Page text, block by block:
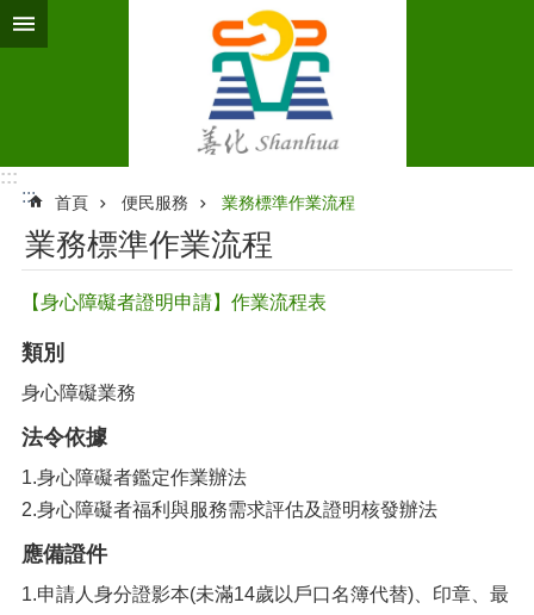
跳到主要內容區塊
:::
:::
首頁 便民服務 業務標準作業流程‭
業務標準作業流程‭
【身心障礙者證明申請】作業流程表
類別
身心障礙業務
法令依據
1.身心障礙者鑑定作業辦法
2.身心障礙者福利與服務需求評估及證明核發辦法
應備證件
1.申請人身分證影本(未滿14歲以戶口名簿代替)、印章、最